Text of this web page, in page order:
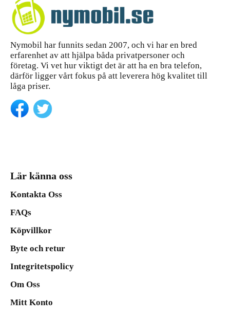
Nymobil har funnits sedan 2007, och vi har en bred
erfarenhet av att hjälpa båda privatpersoner och
företag. Vi vet hur viktigt det är att ha en bra telefon,
därför ligger vårt fokus på att leverera hög kvalitet till
låga priser.
Lär känna oss
Kontakta Oss
FAQs
Köpvillkor
Byte och retur
Integritetspolicy
Om Oss
Mitt Konto